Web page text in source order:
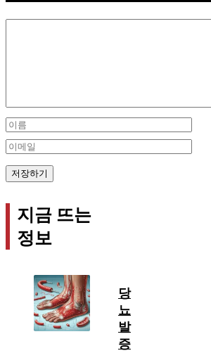
Name
Email
지금 뜨는
정보
당
뇨
발
증